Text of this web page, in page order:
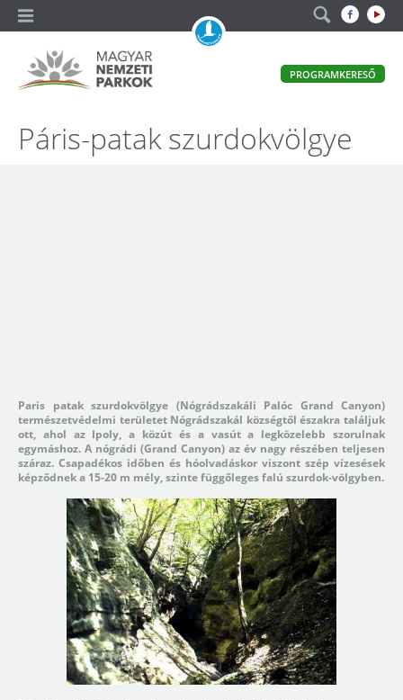
hivatalos
Magyar
PROGRAMKERESŐ
Páris-patak szurdokvölgye
Paris patak szurdokvölgye (Nógrádszakáli Palóc Grand Canyon)
természetvédelmi területet Nógrádszakál községtől északra találjuk
ott, ahol az Ipoly, a közút és a vasút a legközelebb szorulnak
egymáshoz. A nógrádi (Grand Canyon) az év nagy részében teljesen
száraz. Csapadékos időben és hóolvadáskor viszont szép vízesések
képződnek a 15-20 m mély, szinte függőleges falú szurdok-völgyben.